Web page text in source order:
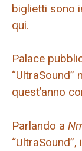
biglietti sono
qui.
Palace
“UltraSound”
quest’anno
Parlando a